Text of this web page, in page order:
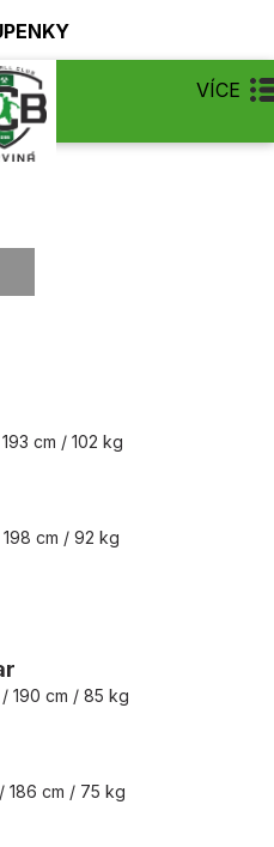
VÍCE
cm / 102 kg
198 cm / 92 kg
190 cm / 85 kg
186 cm / 75 kg